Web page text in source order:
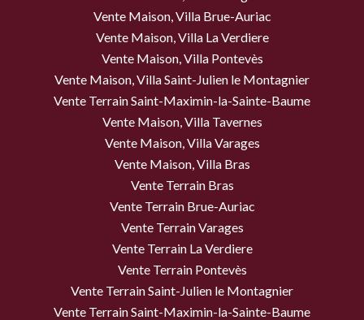
Vente Maison, Villa Brue-Auriac
Vente Maison, Villa La Verdiere
Vente Maison, Villa Pontevès
Vente Maison, Villa Saint-Julien le Montagnier
Vente Terrain Saint-Maximin-la-Sainte-Baume
Vente Maison, Villa Tavernes
Vente Maison, Villa Varages
Vente Maison, Villa Bras
Vente Terrain Bras
Vente Terrain Brue-Auriac
Vente Terrain Varages
Vente Terrain La Verdiere
Vente Terrain Pontevès
Vente Terrain Saint-Julien le Montagnier
Vente Terrain Saint-Maximin-la-Sainte-Baume